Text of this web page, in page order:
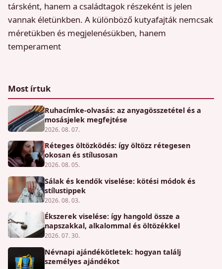
társként, hanem a családtagok részeként is jelen
vannak életünkben. A különböző kutyafajták nemcsak
méretükben és megjelenésükben, hanem
temperament
Most írtuk
Ruhacímke-olvasás: az anyagösszetétel és a
mosásjelek megfejtése
2026. 08. 07.
Réteges öltözködés: így öltözz rétegesen
okosan és stílusosan
2026. 08. 05.
Sálak és kendők viselése: kötési módok és
stílustippek
2026. 08. 03.
Ékszerek viselése: így hangold össze a
napszakkal, alkalommal és öltözékkel
2026. 07. 30.
Névnapi ajándékötletek: hogyan találj
személyes ajándékot